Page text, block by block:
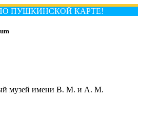
ПУШКИНСКОЙ КАРТЕ!
музей имени В. М. и А. М.